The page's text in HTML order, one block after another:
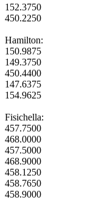
152.3750
450.2250
Hamilton:
150.9875
149.3750
450.4400
147.6375
154.9625
Fisichella:
457.7500
468.0000
457.5000
468.9000
458.1250
458.7650
458.9000